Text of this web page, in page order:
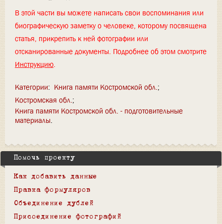
В этой части вы можете написать свои воспоминания или
биографическую заметку о человеке, которому посвящена
статья, прикрепить к ней фотографии или
отсканированные документы. Подробнее об этом смотрите
Инструкцию.
Категории: Книга памяти Костромской обл.
Костромская обл.
Книга памяти Костромской обл. - подготовительные
материалы
Помочь проекту
Как добавить данные
Правка формуляров
Объединение дублей
Присоединение фотографий